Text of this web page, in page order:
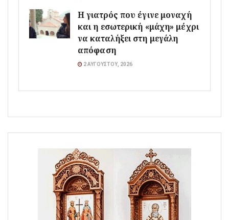
Η γιατρός που έγινε μοναχή
και η εσωτερική «μάχη» μέχρι
να καταλήξει στη μεγάλη
απόφαση
2 ΑΥΓΟΎΣΤΟΥ, 2026